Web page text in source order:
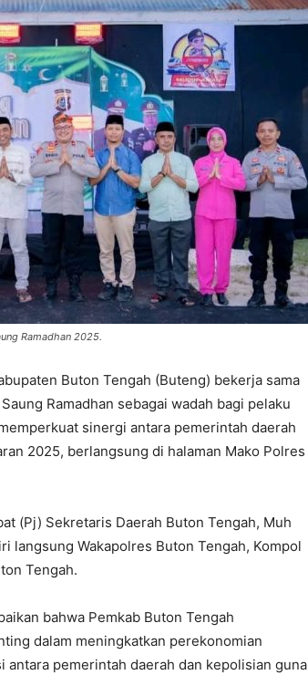
Ramadhan 2025.
Buton Tengah (Buteng) bekerja sama
Ramadhan sebagai wadah bagi pelaku
sinergi antara pemerintah daerah
2025, berlangsung di halaman Mako Polres
(Pj) Sekretaris Daerah Buton Tengah, Muh
langsung Wakapolres Buton Tengah, Kompol
Tengah.
bahwa Pemkab Buton Tengah
dalam meningkatkan perekonomian
pemerintah daerah dan kepolisian guna